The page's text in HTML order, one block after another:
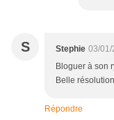
S Stephie 03/01/
Bloguer à son
Belle
Répondre